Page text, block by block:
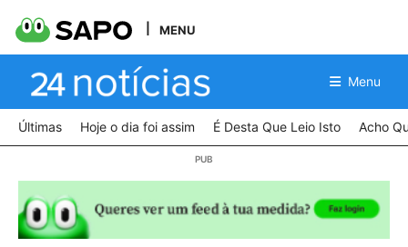
MENU
Menu
Últimas Hoje o dia foi assim É Desta Que Leio Isto Acho